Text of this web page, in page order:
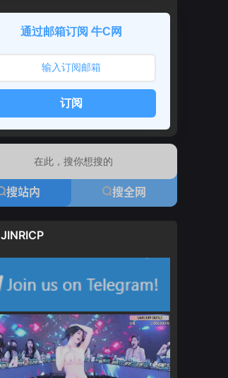
通过邮箱订阅 牛C网
订阅
搜站内 搜全网
JINRICP